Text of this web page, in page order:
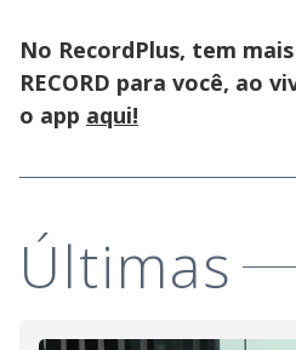
No RecordPlus, tem
RECORD para você, ao
o app aqui!
Últimas